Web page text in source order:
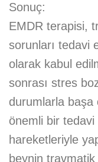
Sonuç:
EMDR terapisi,
sorunları tedavi
olarak kabul
sonrası stres
durumlarla başa
önemli bir
hareketleriyle
beynin travmatik